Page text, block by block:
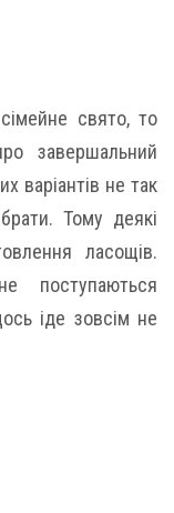
свято, то
завершальний
варіантів не так
Тому деякі
ласощів.
поступаються
іде зовсім не